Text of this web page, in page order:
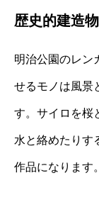
歴史的建造
明治公園のレン
せるモノは風景
す。サイロを桜
水と絡めたりす
作品になります。